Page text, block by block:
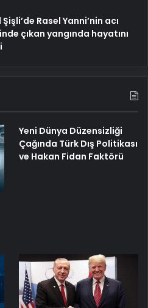
Rasel Yanni’nin acı
çıkan yangında hayatını
Yeni Dünya Düzensizliği
Çağında Türk Dış Politikası
ve Hakan Fidan Faktörü